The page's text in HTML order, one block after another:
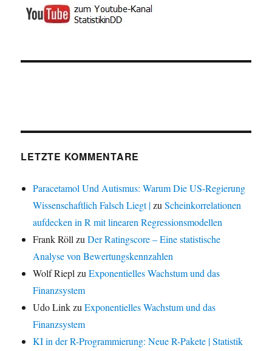
LETZTE KOMMENTARE
Paracetamol Und Autismus: Warum Die US-Regierung
Wissenschaftlich Falsch Liegt |zuScheinkorrelationen
aufdecken in R mit linearen Regressionsmodellen
Frank Röll zuDer Ratingscore – Eine statistische
Analyse von Bewertungskennzahlen
Wolf Riepl zuExponentielles Wachstum und das
Finanzsystem
Udo LinkzuExponentielles Wachstum und das
Finanzsystem
KI in der R-Programmierung: Neue R-Pakete | Statistik